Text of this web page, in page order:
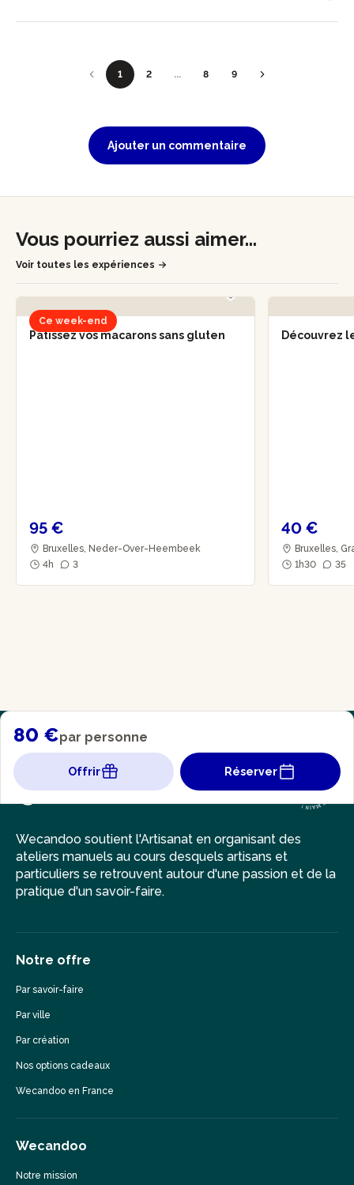
1 2 ... 8 9
Ajouter un commentaire
Vous pourriez aussi aimer...
Voir toutes les expériences
Ce week-end
Pâtissez vos macarons sans gluten
95 €
Bruxelles, Neder-Over-Heembeek
4h
3
Découvrez
40 €
Bruxelles,
1h30
35
80 €par personne
Offrir Réserver
Wecandoo soutient l'Artisanat en organisant des
ateliers manuels au cours desquels artisans et
particuliers se retrouvent autour d'une passion et de la
pratique d'un savoir-faire.
Notre offre
Par savoir-faire
Par ville
Par création
Nos options cadeaux
Wecandoo en France
Wecandoo
Notre mission